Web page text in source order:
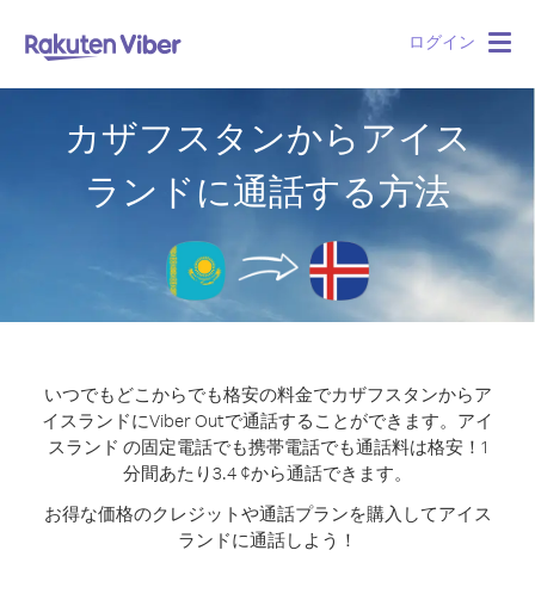
ログイン
カザフスタンからアイス
ランドに通話する方法
いつでもどこからでも格安の料金でカザフスタンからア
イスランドにViber Outで通話することができます。 アイ
スランド の固定電話でも携帯電話でも通話料は格安！1
分間あたり3.4 ¢から通話できます。
お得な価格のクレジットや通話プランを購入してアイス
ランドに通話しよう！